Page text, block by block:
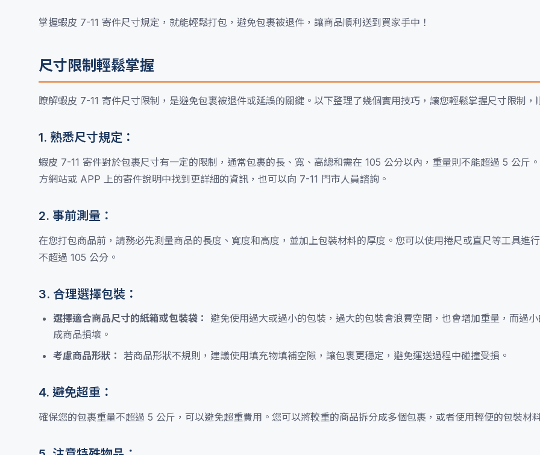
掌握蝦皮 7-11 寄件尺寸規定，就能輕鬆打包，避免包裹被退件，讓商品順利送到買家手中！
尺寸限制輕鬆掌握
瞭解蝦皮 7-11 寄件尺寸限制，是避免包裹被退件或延誤的關鍵。以下整理了幾個實用技巧，讓您輕鬆掌握尺寸限制，
1. 熟悉尺寸規定：
蝦皮 7-11 寄件對於包裹尺寸有一定的限制，通常包裹的長、寬、高總和需在 105 公分以內，重量則不能超過 5 公斤
方網站或 APP 上的寄件說明中找到更詳細的資訊，也可以向 7-11 門市人員諮詢。
2. 事前測量：
在您打包商品前，請務必先測量商品的長度、寬度和高度，並加上包裝材料的厚度。您可以使用捲尺或直尺等工具進
不超過 105 公分。
3. 合理選擇包裝：
選擇適合商品尺寸的紙箱或包裝袋：
避免使用過大或過小的包裝，過大的包裝會浪費空間，也會增加重量，而過
成商品損壞。
考慮商品形狀： 若商品形狀不規則，建議使用填充物填補空隙，讓包裹更穩定，避免運送過程中碰撞受損。
4. 避免超重：
確保您的包裹重量不超過 5 公斤，可以避免超重費用。您可以將較重的商品拆分成多個包裹，或者使用輕便的包裝材